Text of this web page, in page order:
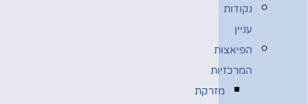
נקודות
עניין
הפיאצות
המרכזיות
מזרקת